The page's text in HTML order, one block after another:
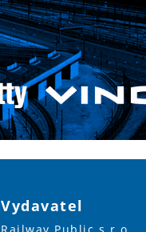
Vydavatel